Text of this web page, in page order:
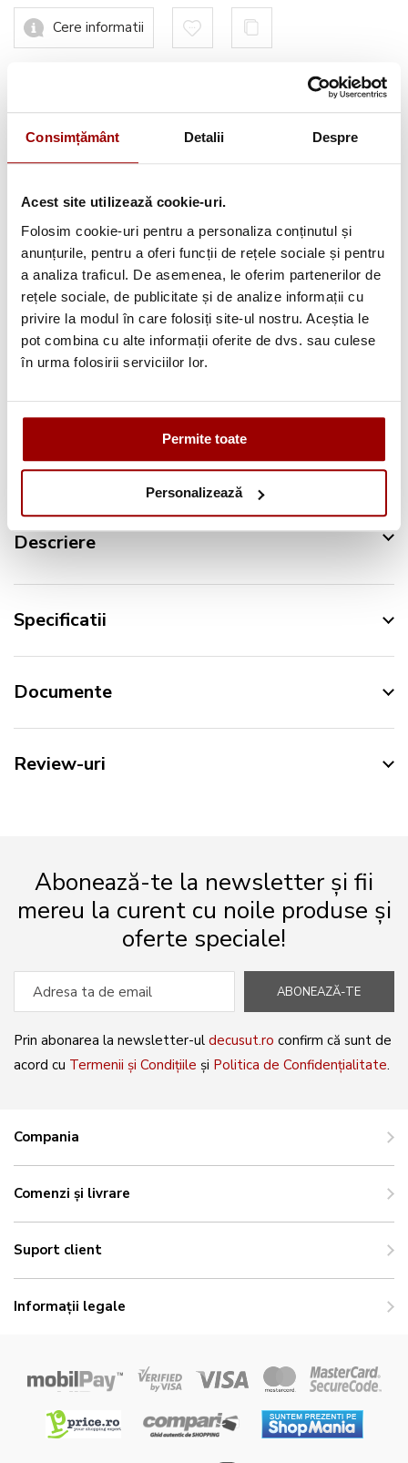
Consimțământ Detalii Despre
Acest site utilizează cookie-uri.
Folosim cookie-uri pentru a personaliza conținutul și
anunțurile, pentru a oferi funcții de rețele sociale și pentru
a analiza traficul. De asemenea, le oferim partenerilor de
rețele sociale, de publicitate și de analize informații cu
privire la modul în care folosiți site-ul nostru. Aceștia le
pot combina cu alte informații oferite de dvs. sau culese
în urma folosirii serviciilor lor.
Permite toate
Personalizează
Cere informatii
Consultanta profesionala
Deschidere colet la livrare
Pana la12 ratefara dobanda
Retur in 14 zile
Urmareste-ne pe:
Descriere
Specificatii
Documente
Review-uri
Abonează-te la newsletter și fii
mereu la curent cu noile produse și
oferte speciale!
ABONEAZĂ-TE
Prin abonarea la newsletter-ul decusut.ro confirm că sunt de
acord cu Termenii și Condițiile și Politica de Confidențialitate.
Compania
Comenzi și livrare
Suport client
Informații legale